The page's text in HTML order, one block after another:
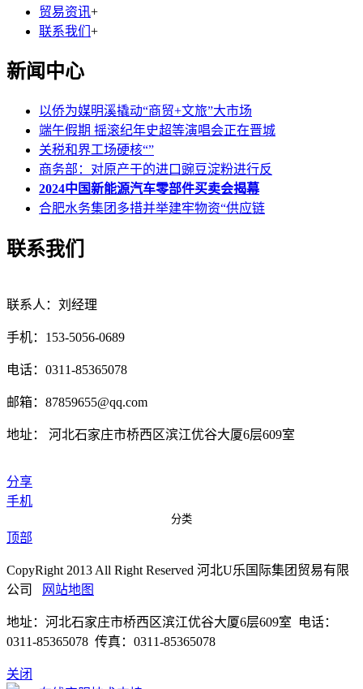
贸易资讯+
联系我们 +
新闻中心
以侨为媒明溪撬动“商贸+文旅”大市场
端午假期 摇滚纪年史超等演唱会正在晋城
关税和界工场硬核“”
商务部：对原产于的进口豌豆淀粉进行反
2024中国新能源汽车零部件买卖会揭幕
合肥水务集团多措并举建牢物资“供应链
联系我们
联系人：刘经理
手机：153-5056-0689
电话：0311-85365078
邮箱：87859655@qq.com
地址： 河北石家庄市桥西区滨江优谷大厦6层609室
分享
手机
分类
顶部
CopyRight 2013 All Right Reserved 河北U乐国际集团贸易有限
公司
网站地图
地址：河北石家庄市桥西区滨江优谷大厦6层609室 电话：
0311-85365078 传真：0311-85365078
关闭